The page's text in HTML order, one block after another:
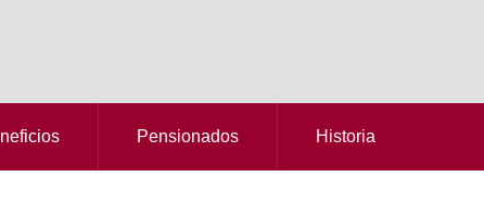
Pensionados Historia